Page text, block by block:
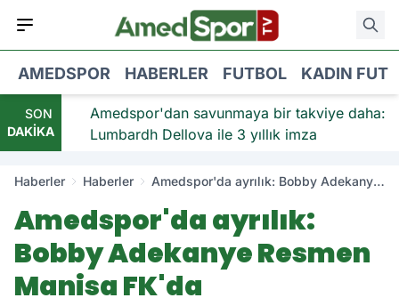
AMEDSPOR HABERLER FUTBOL KADIN
SON
DAKİKA
Amedspor'dan savunmaya bir takviye daha:
Lumbardh Dellova ile 3 yıllık imza
Haberler Haberler
Amedspor'da ayrılık: Bobby Adekanye
Amedspor'da ayrılık:
Bobby Adekanye Resmen
Manisa FK'da